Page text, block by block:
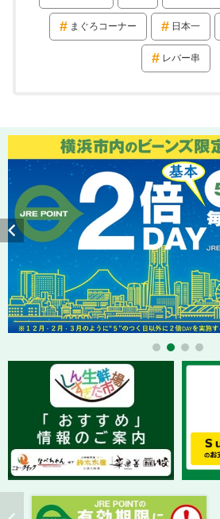
まぐろコーナー 日本一
レバー串